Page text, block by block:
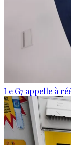
Le G7 appelle à